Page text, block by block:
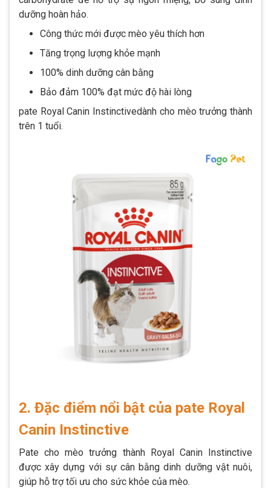
dưỡng hoàn hảo.
Công thức mới được mèo yêu thích hơn
Tăng trọng lượng khỏe mạnh
100% dinh dưỡng cân bằng
Bảo đảm 100% đạt mức độ hài lòng
pate Royal Canin Instinctivedành cho mèo trưởng thành
trên 1 tuổi.
2. Đặc điểm nổi bật của pate Royal
Canin Instinctive
Pate cho mèo trưởng thành Royal Canin Instinctive
được xây dựng với sự cân bằng dinh dưỡng vật nuôi,
giúp hỗ trợ tối ưu cho sức khỏe của mèo.